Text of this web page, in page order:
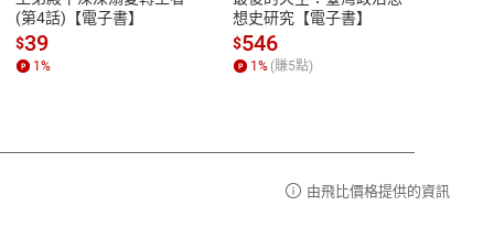
性
參
客服電話：0080-1857077
(第4話)【電子書】
$39
1%
想史研究【電子書】
$546
1% (賺5點)
由飛比價格提供的資訊